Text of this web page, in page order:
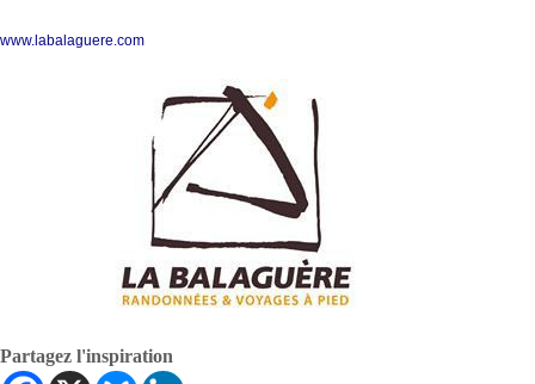
www.labalaguere.com
Partagez l'inspiration